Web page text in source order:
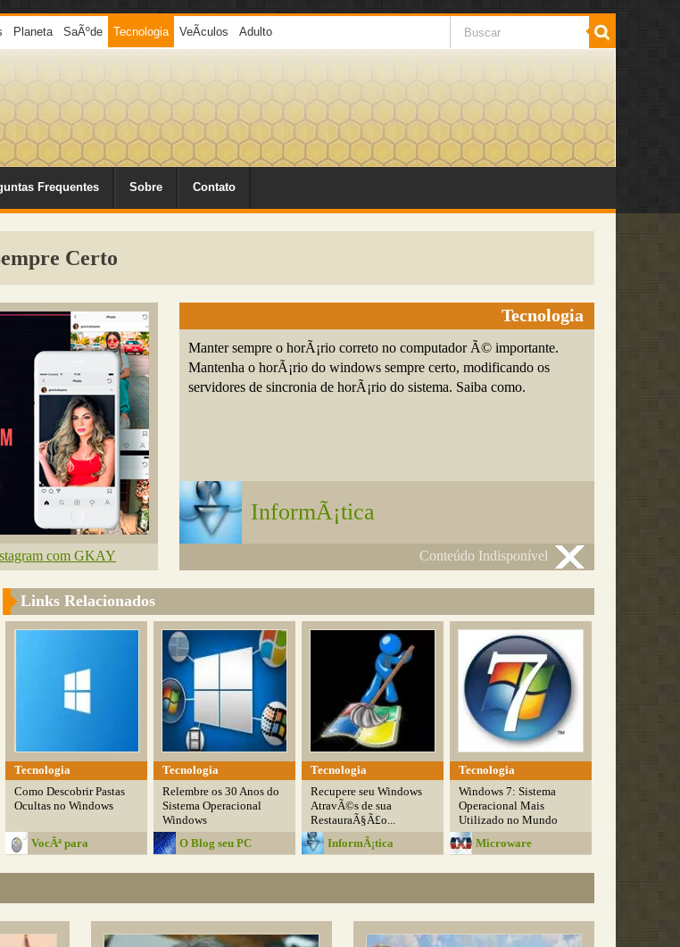
Planeta SaÃºde Tecnologia VeÃ­culos Adulto
Frequentes Sobre Contato
Certo
com GKAY
Tecnologia
Manter sempre o horÃ¡rio correto no computador Ã© importante.
Mantenha o horÃ¡rio do windows sempre certo, modificando os
servidores de sincronia de horÃ¡rio do sistema. Saiba como.
InformÃ¡tica
Conteúdo Indisponível
Links Relacionados
Tecnologia
Como Descobrir Pastas
Ocultas no Windows
VocÃª para
Tecnologia
Relembre os 30 Anos do
Sistema Operacional
Windows
O Blog seu PC
Tecnologia
Recupere seu Windows
AtravÃ©s de sua
RestauraÃ§Ã£o...
InformÃ¡tica
Tecnologia
Windows 7: Sistema
Operacional Mais
Utilizado no Mundo
Microware